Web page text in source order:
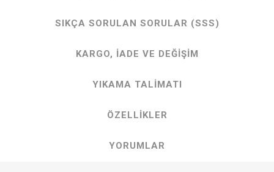
SIKÇA SORULAN SORULAR (SSS)
KARGO, İADE VE DEĞIŞIM
YIKAMA TALIMATI
ÖZELLIKLER
YORUMLAR